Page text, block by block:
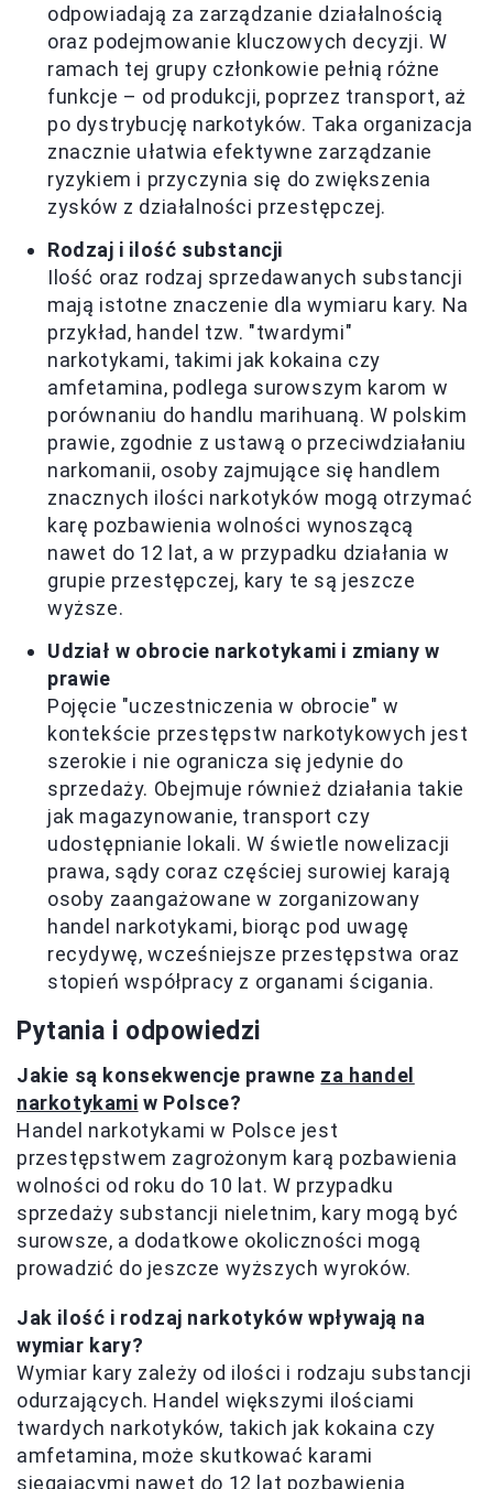
odpowiadają za zarządzanie działalnością
oraz podejmowanie kluczowych decyzji. W
ramach tej grupy członkowie pełnią różne
funkcje – od produkcji, poprzez transport, aż
po dystrybucję narkotyków. Taka organizacja
znacznie ułatwia efektywne zarządzanie
ryzykiem i przyczynia się do zwiększenia
zysków z działalności przestępczej.
Rodzaj i ilość substancji
Ilość oraz rodzaj sprzedawanych substancji
mają istotne znaczenie dla wymiaru kary. Na
przykład, handel tzw. "twardymi"
narkotykami, takimi jak kokaina czy
amfetamina, podlega surowszym karom w
porównaniu do handlu marihuaną. W polskim
prawie, zgodnie z ustawą o przeciwdziałaniu
narkomanii, osoby zajmujące się handlem
znacznych ilości narkotyków mogą otrzymać
karę pozbawienia wolności wynoszącą
nawet do 12 lat, a w przypadku działania w
grupie przestępczej, kary te są jeszcze
wyższe.
Udział w obrocie narkotykami i zmiany w
prawie
Pojęcie "uczestniczenia w obrocie" w
kontekście przestępstw narkotykowych jest
szerokie i nie ogranicza się jedynie do
sprzedaży. Obejmuje również działania takie
jak magazynowanie, transport czy
udostępnianie lokali. W świetle nowelizacji
prawa, sądy coraz częściej surowiej karają
osoby zaangażowane w zorganizowany
handel narkotykami, biorąc pod uwagę
recydywę, wcześniejsze przestępstwa oraz
stopień współpracy z organami ścigania.
Pytania i odpowiedzi
Jakie są konsekwencje prawne za handel
narkotykami w Polsce?
Handel narkotykami w Polsce jest
przestępstwem zagrożonym karą pozbawienia
wolności od roku do 10 lat. W przypadku
sprzedaży substancji nieletnim, kary mogą być
surowsze, a dodatkowe okoliczności mogą
prowadzić do jeszcze wyższych wyroków.
Jak ilość i rodzaj narkotyków wpływają na
wymiar kary?
Wymiar kary zależy od ilości i rodzaju substancji
odurzających. Handel większymi ilościami
twardych narkotyków, takich jak kokaina czy
amfetamina, może skutkować karami
sięgającymi nawet do 12 lat pozbawienia